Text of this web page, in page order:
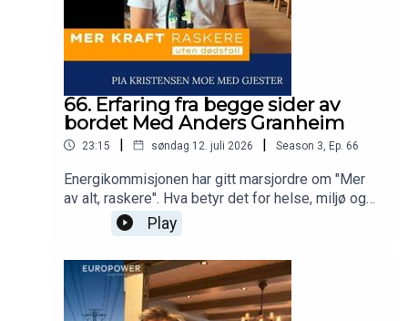
66. Erfaring fra begge sider av
bordet Med Anders Granheim
23:15 | søndag 12. juli 2026 | Season 3 Ep. 66
Energikommisjonen har gitt marsjordre om "Mer
av alt, raskere". Hva betyr det for helse, miljø og
sikkerhet at vi skal bygge mer kraft - raskere?
Dette spørsmålet stiller Pia Kristensen Moe i
snakker med alle bransjer som arbeider i høyden
for å se om vi kan lære noe av hverandre.
Play